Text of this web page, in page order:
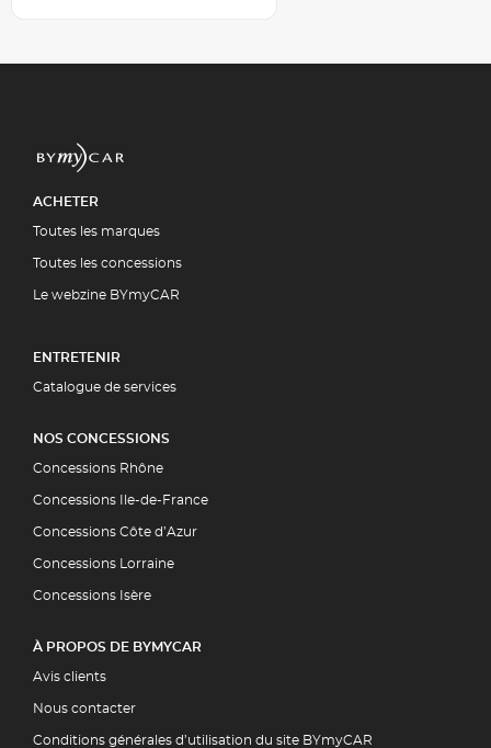
ACHETER
Toutes les marques
Toutes les concessions
Le webzine BYmyCAR
ENTRETENIR
Catalogue de services
NOS CONCESSIONS
Concessions Rhône
Concessions Ile-de-France
Concessions Côte d’Azur
Concessions Lorraine
Concessions Isère
À PROPOS DE BYMYCAR
Avis clients
Nous contacter
Conditions générales d’utilisation du site BYmyCAR